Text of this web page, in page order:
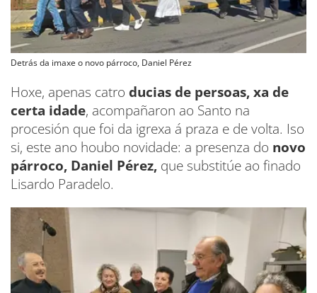
Detrás da imaxe o novo párroco, Daniel Pérez
Hoxe, apenas catro ducias de persoas, xa de
certa idade, acompañaron ao Santo na
procesión que foi da igrexa á praza e de volta. Iso
si, este ano houbo novidade: a presenza do novo
párroco, Daniel Pérez, que substitúe ao finado
Lisardo Paradelo.